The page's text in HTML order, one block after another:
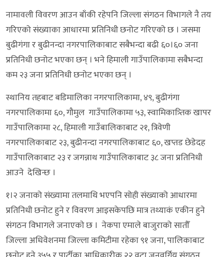
नामावली विवरण आउन बाँकी रहेपनि जिल्ला संगठन विभागले नै तय
गरिएको संख्याका आधारमा प्रतिनिधी छनोट गरिएको छ । जसमा
बुढीगंगा र बुढीनन्दा नगरपालिकाबाट सबैभन्दा बढी ६०।६० जना
प्रतिनिधी छनोट भएका छन् । भने हिमाली गाउँपालिकामा सबैभन्दा
कम २३ जना प्रतिनिधी छनोट भएका छन् ।
स्थानिय तहबाट बडिमालिका नगरपालिकामा, ४९, बुढीगंगा
नगरपालिकामा ६०, गौमुल गाउँपालिकामा ५३, स्वामिकात्र्तिक खापर
गाउँपालिकामा २८, हिमाली गाउँबालिकाबाट २१, त्रिवेणी
नगरपालिकाबाट २३, बुढीनन्दा नगरपालिकाबाट ६०, खप्तड छेडेदह
गाउँपालिकाबाट २३ र जगन्नाथ गाउँपालिकाबाट ३८ जना प्रतिनिधी
आउने देखिन्छ ।
१।२ जनाको संख्यामा तलमाथि भएपनि सोही संख्याको आधारमा
प्रतिनिधी छनोट हुने र विवरण आइसकेपछि मात्र तथ्याकं एकीन हुने
संगठन विभागले जनाएकाे छ । नेकपा एमाले बाजुराको सातौँ
जिल्ला अधिवेशनमा जिल्ला कमिटीमा रहेका ९१ जना, पालिकाबाट